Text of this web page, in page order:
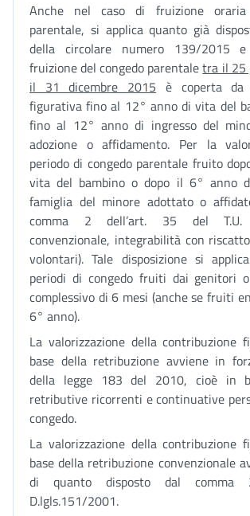
Anche nel caso di fruizione oraria
parentale, si applica quanto già
della circolare numero 139/2015
fruizione del congedo parentaletra il 25
il 31 dicembre 2015 è coperta da
figurativa fino al 12° anno di vita del
fino al 12° anno di ingresso del
adozione o affidamento. Per la
periodo di congedo parentale fruito
vita del bambino o dopo il 6° anno
famiglia del minore adottato o
comma 2 dell’art. 35 del T.U.
convenzionale, integrabilità con
volontari). Tale disposizione si
periodi di congedo fruiti dai genitori
complessivo di 6 mesi (anche se fruiti
6° anno).
La valorizzazione della contribuzione
base della retribuzione avviene in
della legge 183 del 2010, cioè in
retributive ricorrenti e continuative
congedo.
La valorizzazione della contribuzione
base della retribuzione convenzionale
di quanto disposto dal comma
D.lgls.151/2001.